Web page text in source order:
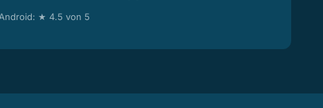
Android: ★ 4.5 von 5